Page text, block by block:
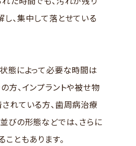
、集中して落とせている
態によって必要な時間は
方、インプラントや被せ物
れている方、歯周病治療
びの形態などでは、さらに
ともあります。